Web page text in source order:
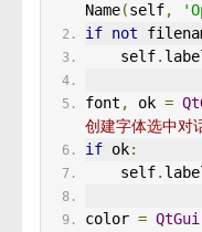
Name(self,
if not
    self
.
font , ok =
创建字体选中对
if ok:
    self
.
color = QtGui